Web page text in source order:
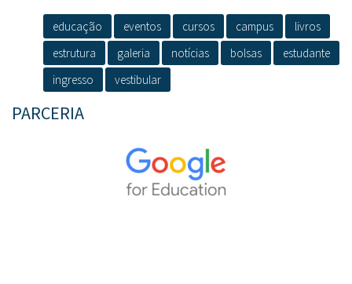
educação eventos cursos campus
livros
estrutura
galeria notícias bolsas
estudante
ingresso
vestibular
PARCERIA